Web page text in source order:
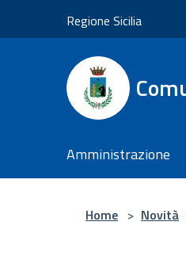
Regione Sicilia
Amministrazione
Home > Novità